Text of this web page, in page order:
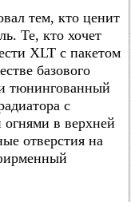
тем, кто ценит
Те, кто хочет
XLT с пакетом
базового
тюнингованный
с
в верхней
отверстия на